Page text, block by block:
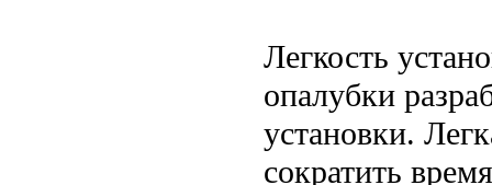
Легкость
опалубки
установки.
сократить